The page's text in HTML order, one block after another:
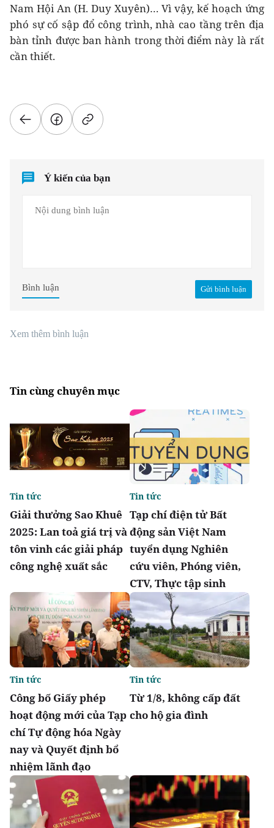
Nam Hội An (H. Duy Xuyên)… Vì vậy, kế hoạch ứng
phó sự cố sập đổ công trình, nhà cao tầng trên địa
bàn tỉnh được ban hành trong thời điểm này là rất
cần thiết.
Ý kiến của bạn
Gửi bình luận
Bình luận
Xem thêm bình luận
Tin cùng chuyên mục
Giải thưởng Sao Khuê
2025: Lan toả giá trị và
tôn vinh các giải pháp
công nghệ xuất sắc
Tin tức
Tạp chí điện tử Bất
động sản Việt Nam
tuyển dụng Nghiên
cứu viên, Phóng viên,
CTV, Thực tập sinh
Tin tức
Công bố Giấy phép
hoạt động mới của Tạp
chí Tự động hóa Ngày
nay và Quyết định bổ
nhiệm lãnh đạo
Tin tức
Từ 1/8, không cấp đất
cho hộ gia đình
Tin tức